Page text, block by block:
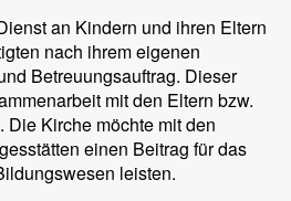
an Kindern und ihren Eltern
nach ihrem eigenen
Betreuungsauftrag. Dieser
mit den Eltern bzw.
Kirche möchte mit den
einen Beitrag für das
leisten.